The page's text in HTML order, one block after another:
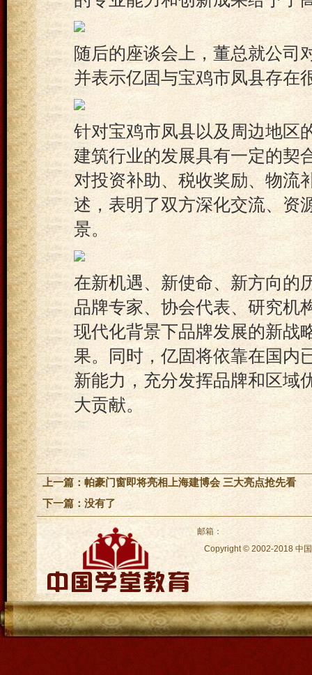
随后的座谈会上，董总就公司
并表示亿固与宝鸡市凤县存在
针对宝鸡市凤县以及周边地区
建筑行业的发展具有一定的契
对投资补助、税收奖励、物流
述，表明了双方深化交流、资
景。
在新机遇、新使命、新方向的
品牌专家、协会代表、研究机
现代化背景下品牌发展的新战
果。同时，亿固将依靠在国内
新能力，充分发挥品牌和区域
大贡献。
上一篇： 帕豪门窗即将亮相上海建博会 三大亮点抢先看
下一篇：没有了
邮箱：
Copyright © 2002-2018 中